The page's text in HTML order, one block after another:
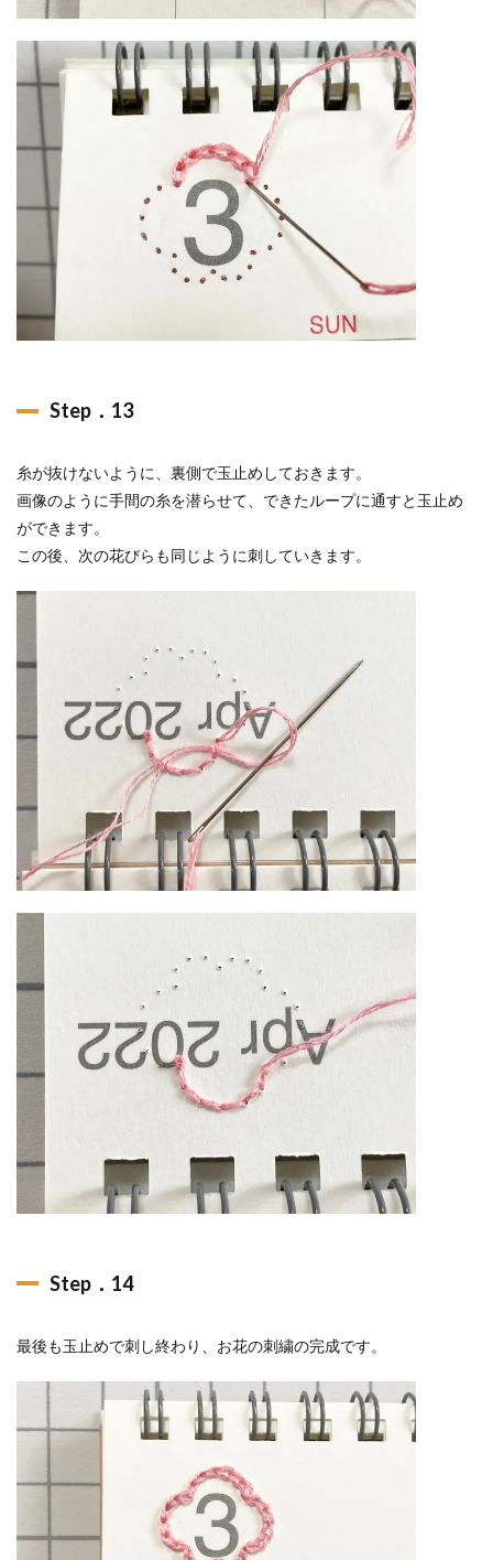
Step．13
糸が抜けないように、裏側で玉止めしておきます。
画像のように手間の糸を潜らせて、できたループに通すと玉止め
ができます。
この後、次の花びらも同じように刺していきます。
Step．14
最後も玉止めで刺し終わり、お花の刺繍の完成です。